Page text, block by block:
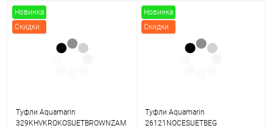
Новинка
Скидки
Туфли Aquamarin
329KHVKROKOSUETBROWNZAM
Новинка
Скидки
Туфли Aquamarin
26121NOCESUETBEG